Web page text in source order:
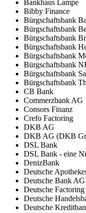
Bankhaus Lampe
Bibby Finance
Bürgschaftsbank
Bürgschaftsbank
Bürgschaftsbank
Bürgschaftsbank
Bürgschaftsbank
Bürgschaftsbank
Bürgschaftsbank
Bürgschaftsbank
CB Bank
Commerzbank AG
Consors Finanz
Crefo Factoring
DKB AG
DKB AG (DKB
DSL Bank
DSL Bank - eine
DenizBank
Deutsche
Deutsche Bank AG
Deutsche
Deutsche
Deutsche